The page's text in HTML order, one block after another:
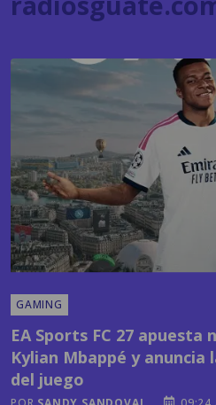
GAMING
Kylian Mbappé y anuncia
del juego
PORSANDY SANDOVAL 09:24